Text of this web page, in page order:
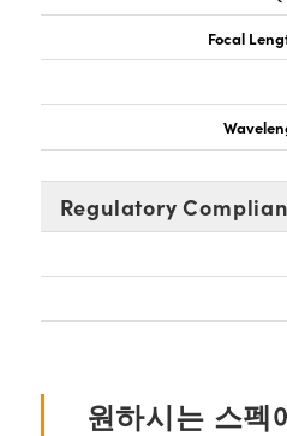
Focal
Regulatory
원하시는 스펙